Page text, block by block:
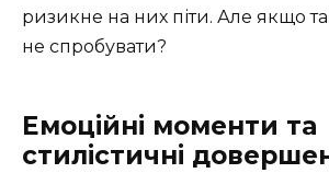
ризикне на них піти. Але якщо
не спробувати?
Емоційні моменти та
стилістичні